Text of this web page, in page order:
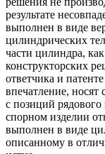
результате
выполнен в виде
цилиндрических
части цилиндра,
конструкторских
ответчика и
впечатление,
с позиций рядового
спорном изделии
выполнен в виде
описанному в